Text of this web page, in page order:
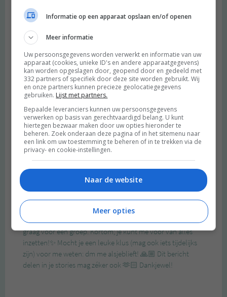
Informatie op een apparaat opslaan en/of openen
Meer informatie
Uw persoonsgegevens worden verwerkt en informatie van uw
apparaat (cookies, unieke ID's en andere apparaatgegevens)
kan worden opgeslagen door, geopend door en gedeeld met
332 partners of specifiek door deze site worden gebruikt. Wij
en onze partners kunnen precieze geolocatiegegevens
gebruiken. Lijst met partners.
Bepaalde leveranciers kunnen uw persoonsgegevens
verwerken op basis van gerechtvaardigd belang. U kunt
hiertegen bezwaar maken door uw opties hieronder te
beheren. Zoek onderaan deze pagina of in het sitemenu naar
een link om uw toestemming te beheren of in te trekken via de
privacy- en cookie-instellingen.
Naar de website
Meer opties